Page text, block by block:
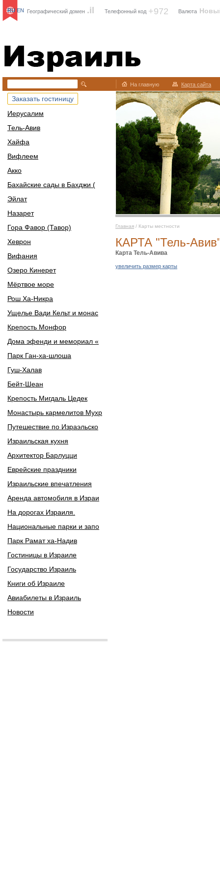
Израиль
Географический домен .il Телефонный код +972 Валюта
RU EN
На главную Карта сайта
Заказать гостиницу
Иерусалим
Тель-Авив
Хайфа
Вифлеем
Акко
Бахайские сады в Бахджи (
Эйлат
Назарет
Гора Фавор (Тавор)
Хеврон
Вифания
Озеро Кинерет
Мёртвое море
Рош Ха-Никра
Ущелье Вади Кельт и монас
Крепость Монфор
Дома эфенди и мемориал «
Парк Ган-ха-шлоша
Гуш-Халав
Бейт-Шеан
Крепость Мигдаль Цедек
Монастырь кармелитов Мухр
Путешествие по Израэльско
Израильская кухня
Архитектор Барлуцци
Еврейские праздники
Израильские впечатления
Аренда автомобиля в Израи
На дорогах Израиля.
Национальные парки и запо
Парк Рамат ха-Надив
Гостиницы в Израиле
Государство Израиль
Книги об Израиле
Авиабилеты в Израиль
Новости
Главная / Карты местности
КАРТА "Тель-
Карта Тель-Авива
увеличить размер карты